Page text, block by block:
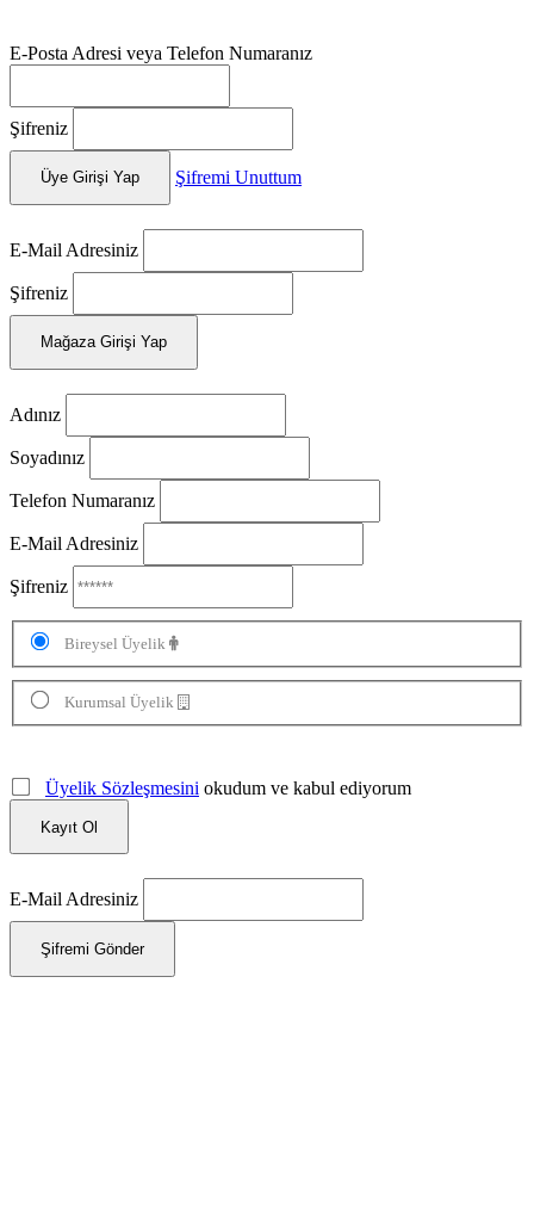
E-Posta Adresi veya Telefon Numaranız
Şifreniz
Üye Girişi Yap Şifremi Unuttum
E-Mail Adresiniz
Şifreniz
Mağaza Girişi Yap
Adınız
Soyadınız
Telefon Numaranız
E-Mail Adresiniz
Şifreniz
Bireysel Üyelik
Kurumsal Üyelik
Üyelik Sözleşmesini okudum ve kabul ediyorum
Kayıt Ol
E-Mail Adresiniz
Şifremi Gönder